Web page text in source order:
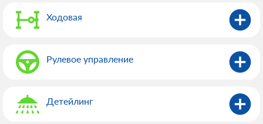
Ходовая
Рулевое управление
Детейлинг